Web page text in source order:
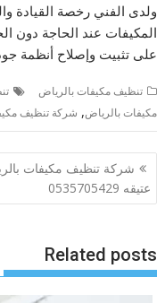
ولدى الفني رخصة القيادة
المكيفات عند الحاجة دون
على تثبيت وإصلاح أنظمة
تنظيف مكيفات بالرياض
مكيفات بالرياض, شركة تنظيف
تصفّح
المقالات
شركة تنظيف مكيفات
عتيقه 0535705429
Related posts